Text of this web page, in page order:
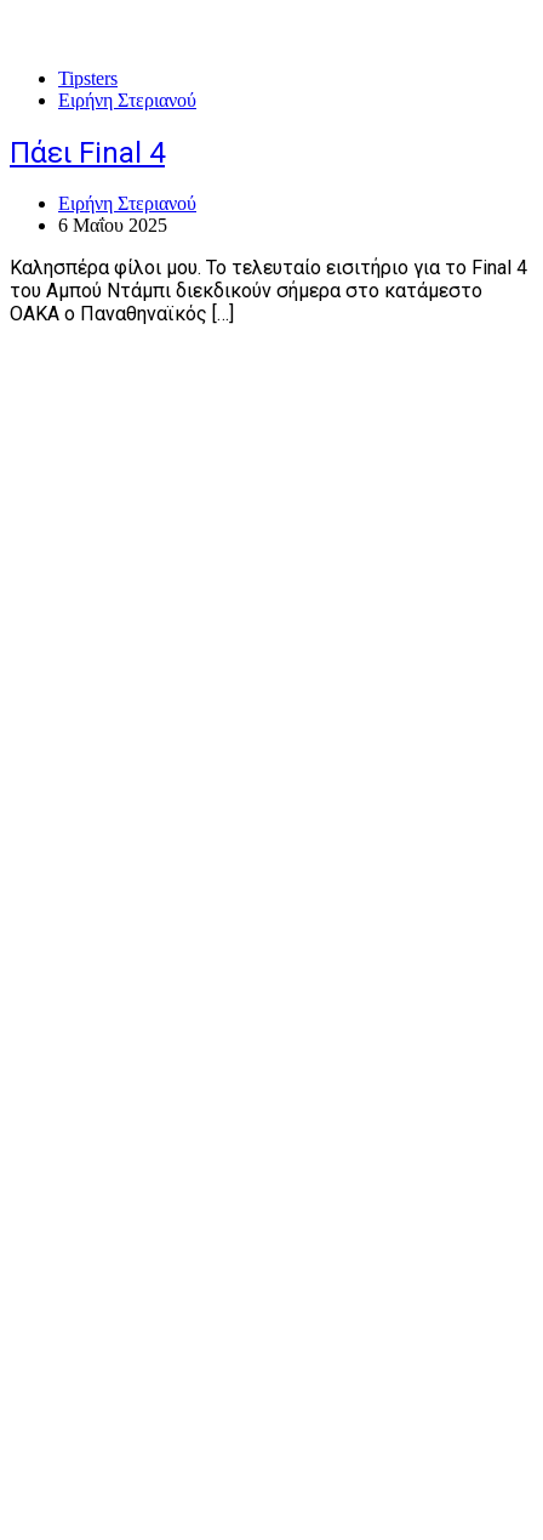
Tipsters
Ειρήνη Στεριανού
Πάει Final 4
Ειρήνη Στεριανού
6 Μαΐου 2025
Καλησπέρα φίλοι μου. Το τελευταίο εισιτήριο για το Final 4
του Αμπού Ντάμπι διεκδικούν σήμερα στο κατάμεστο
ΟΑΚΑ ο Παναθηναϊκός […]